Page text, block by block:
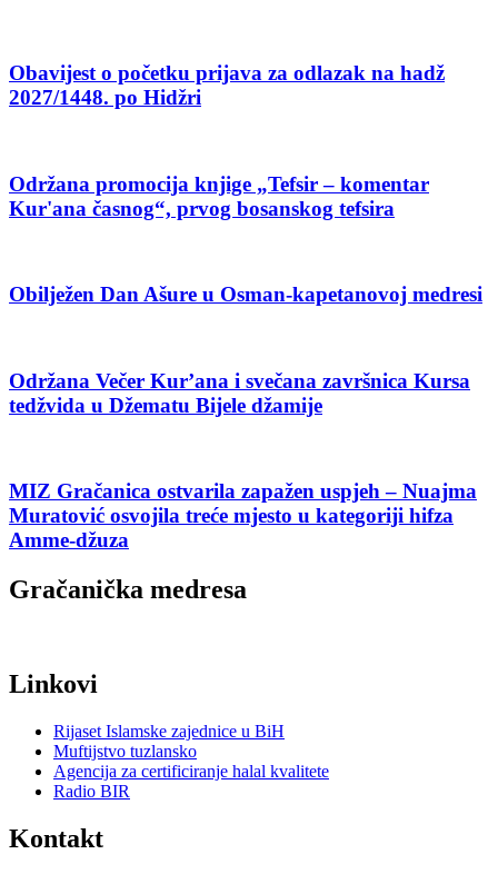
Obavijest o početku prijava za odlazak na hadž
2027/1448. po Hidžri
Održana promocija knjige „Tefsir – komentar
Kur'ana časnog“, prvog bosanskog tefsira
Obilježen Dan Ašure u Osman-kapetanovoj medresi
Održana Večer Kur’ana i svečana završnica Kursa
tedžvida u Džematu Bijele džamije
MIZ Gračanica ostvarila zapažen uspjeh – Nuajma
Muratović osvojila treće mjesto u kategoriji hifza
Amme-džuza
Gračanička medresa
Linkovi
Rijaset Islamske zajednice u BiH
Muftijstvo tuzlansko
Agencija za certificiranje halal kvalitete
Radio BIR
Kontakt